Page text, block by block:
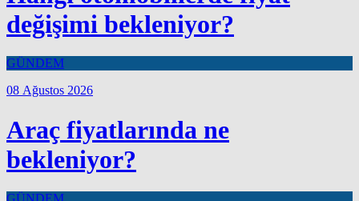
değişimi bekleniyor?
GÜNDEM
08 Ağustos 2026
Araç fiyatlarında ne
bekleniyor?